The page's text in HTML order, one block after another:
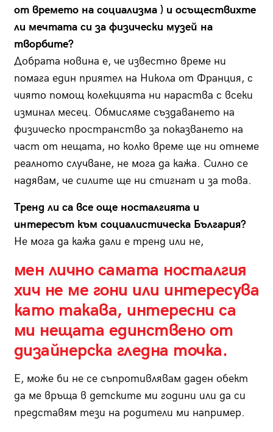
от времето на социализма ) и осъществихте
ли мечтата си за физически музей на
творбите?
Добрата новина е, че известно време ни
помага един приятел на Никола от Франция, с
чиято помощ колекцията ни нараства с всеки
изминал месец. Обмисляме създаването на
физическо пространство за показването на
част от нещата, но колко време ще ни отнеме
реалното случване, не мога да кажа. Силно се
надявам, че силите ще ни стигнат и за това.
Тренд ли са все още носталгията и
интересът към социалистическа България?
Не мога да кажа дали е тренд или не,
мен лично самата носталгия
хич не ме гони или интересува
като такава, интересни са
ми нещата единствено от
дизайнерска гледна точка.
Е, може би не се съпротивлявам даден обект
да ме връща в детските ми години или да си
представям тези на родители ми например.